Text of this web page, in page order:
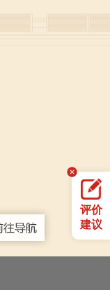
评价
建议